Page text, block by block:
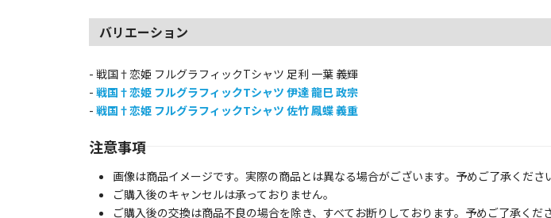
バリエーション
- 戦国†恋姫 フルグラフィックTシャツ 足利 一葉 義輝
- 戦国†恋姫 フルグラフィックTシャツ 伊達 龍巳 政宗
- 戦国†恋姫 フルグラフィックTシャツ 佐竹 鳳蝶 義重
注意事項
画像は商品イメージです。実際の商品とは異なる場合がございます。予めご了承くださ
ご購入後のキャンセルは承っておりません。
ご購入後の交換は商品不良の場合を除き、すべてお断りしております。予めご了承くださ